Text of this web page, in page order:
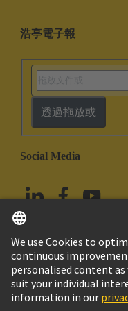
浩亭電子報
透過拖放或
Social Media
台灣 繁体中文